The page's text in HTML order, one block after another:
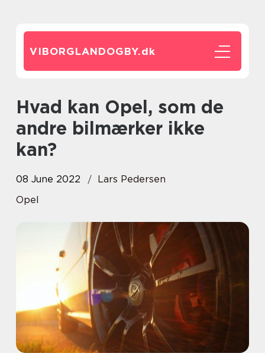
VIBORGLANDOGBY.dk
Hvad kan Opel, som de
andre bilmærker ikke
kan?
08 June 2022
Lars Pedersen
Opel